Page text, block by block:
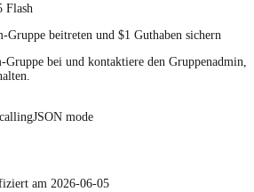
Flash
Gruppe beitreten und $1 Guthaben sichern
bei und kontaktiere den Gruppenadmin,
JSON mode
am 2026-06-05